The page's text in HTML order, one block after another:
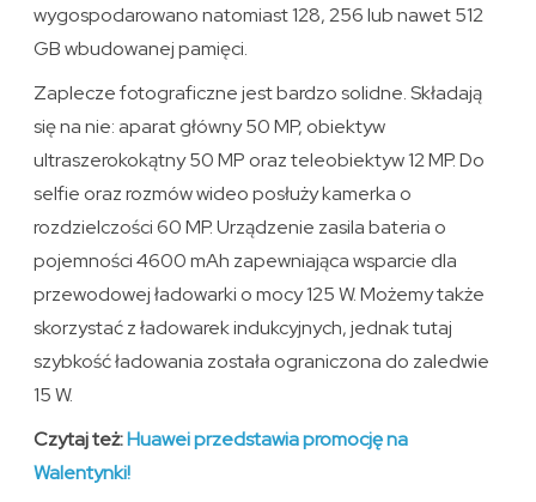
wygospodarowano natomiast 128, 256 lub nawet 512
GB wbudowanej pamięci.
Zaplecze fotograficzne jest bardzo solidne. Składają
się na nie: aparat główny 50 MP, obiektyw
ultraszerokokątny 50 MP oraz teleobiektyw 12 MP. Do
selfie oraz rozmów wideo posłuży kamerka o
rozdzielczości 60 MP. Urządzenie zasila bateria o
pojemności 4600 mAh zapewniająca wsparcie dla
przewodowej ładowarki o mocy 125 W. Możemy także
skorzystać z ładowarek indukcyjnych, jednak tutaj
szybkość ładowania została ograniczona do zaledwie
15 W.
Czytaj też:Huawei przedstawia promocję na
Walentynki!